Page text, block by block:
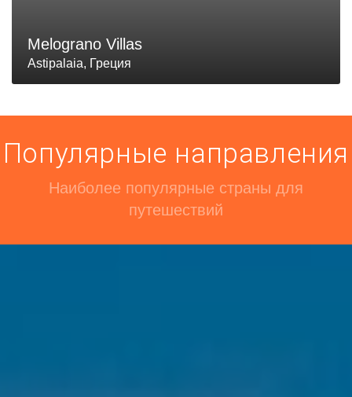
Melograno Villas
Astipalaia, Греция
Популярные направления
Наиболее популярные страны для
путешествий